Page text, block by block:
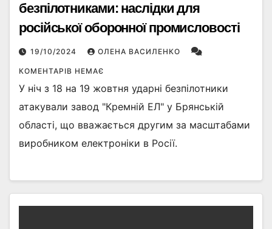
безпілотниками: наслідки для
російської оборонної промисловості
19/10/2024 ОЛЕНА ВАСИЛЕНКО
КОМЕНТАРІВ НЕМАЄ
У ніч з 18 на 19 жовтня ударні безпілотники
атакували завод "Кремній ЕЛ" у Брянській
області, що вважається другим за масштабами
виробником електроніки в Росії.